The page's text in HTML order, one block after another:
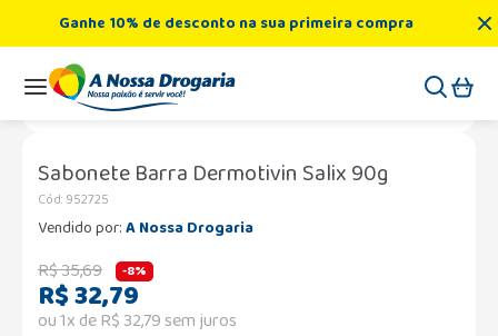
Ganhe 10% de desconto na sua primeira compra
Dermocosméticos Tratamento Facial Sabonete Barra
Sabonete Barra Dermotivin Salix 90g
Cód: 952725
Vendido por:A Nossa Drogaria
R$35,69 -8%
R$32,79
ou1x deR$ 32,79 sem juros